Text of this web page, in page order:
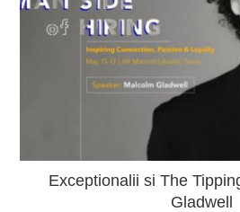
Exceptionalii si The
Gladwell